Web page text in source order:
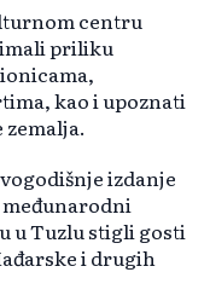
centru
imali priliku
kao i upoznati
izdanje
u Tuzlu stigli gosti
i drugih